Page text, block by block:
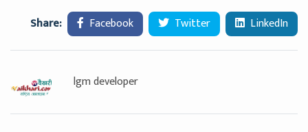
Share: Facebook Twitter LinkedIn
lgm developer